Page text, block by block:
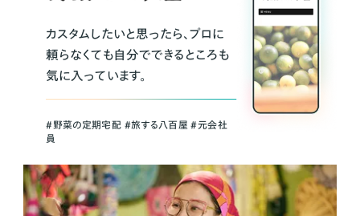
カスタムしたいと思ったら、プロに
頼らなくても自分でできるところも
気に入っています。
＃野菜の定期宅配 ＃旅する八百屋 ＃元会社
員